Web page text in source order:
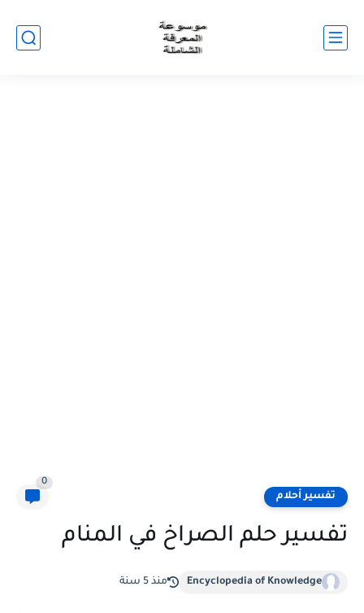
تفسير أحلام
0
تفسير حلم الصراخ في المنام
Encyclopedia of Knowledge منذ 5 سنة